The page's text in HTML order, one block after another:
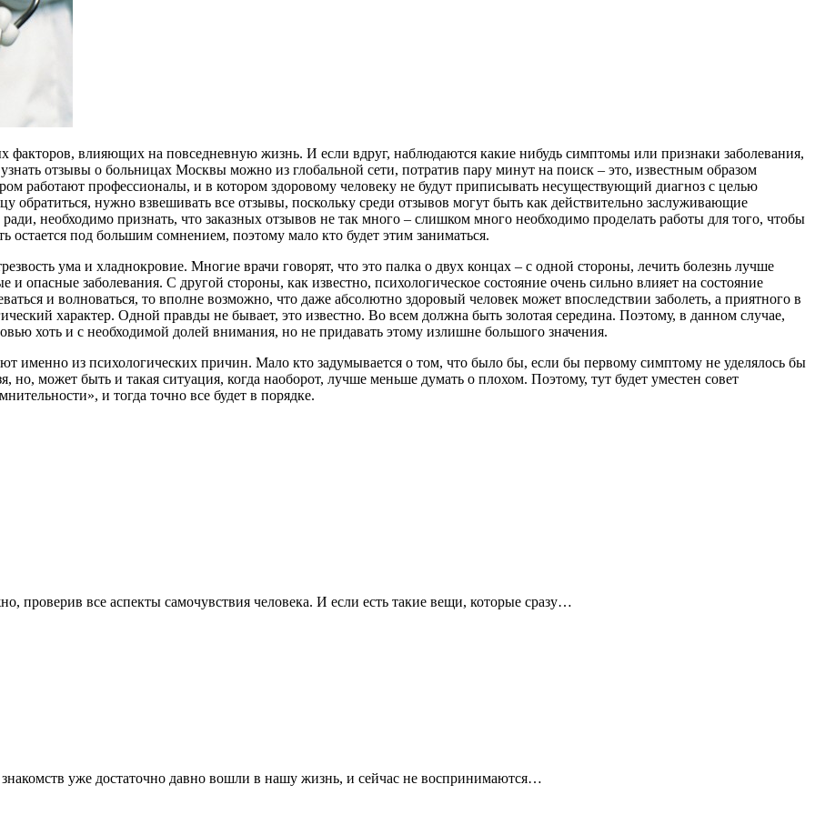
факторов, влияющих на повседневную жизнь. И если вдруг, наблюдаются какие нибудь симптомы или признаки заболевания,
отзывы о больницах Москвы можно из глобальной сети, потратив пару минут на поиск – это, известным образом
работают профессионалы, и в котором здоровому человеку не будут приписывать несуществующий диагноз с целью
обратиться, нужно взвешивать все отзывы, поскольку среди отзывов могут быть как действительно заслуживающие
необходимо признать, что заказных отзывов не так много – слишком много необходимо проделать работы для того, чтобы
остается под большим сомнением, поэтому мало кто будет этим заниматься.
ума и хладнокровие. Многие врачи говорят, что это палка о двух концах – с одной стороны, лечить болезнь лучше
и опасные заболевания. С другой стороны, как известно, психологическое состояние очень сильно влияет на состояние
и волноваться, то вполне возможно, что даже абсолютно здоровый человек может впоследствии заболеть, а приятного в
характер. Одной правды не бывает, это известно. Во всем должна быть золотая середина. Поэтому, в данном случае,
хоть и с необходимой долей внимания, но не придавать этому излишне большого значения.
именно из психологических причин. Мало кто задумывается о том, что было бы, если бы первому симптому не уделялось бы
но, может быть и такая ситуация, когда наоборот, лучше меньше думать о плохом. Поэтому, тут будет уместен совет
и тогда точно все будет в порядке.
проверив все аспекты самочувствия человека. И если есть такие вещи, которые сразу…
уже достаточно давно вошли в нашу жизнь, и сейчас не воспринимаются…